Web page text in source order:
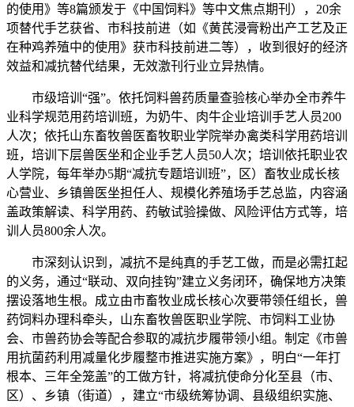
的使用》等8篇颁发于《中国饲料》等中文焦点期刊），20余
项替代手艺获省、市科技前进（如《黄芪浸膏粉出产工艺及正
在种鸡养殖中的使用》获市科技前进二等），收到很好的经济
效益和减抗替代结果，无效激刊行业立异热情。
市级培训“强”。依托饲料兽药质量查验核心举办全市养牛
业科学规范用药培训班，为奶牛、肉牛企业培训手艺人员200
人次；依托山东畜牧兽医畜牧职业学院举办禽类科学用药培训
班，培训下层兽医坐和企业手艺人员50人次；培训依托职业农
人学院，每年举办5期“减抗专题培训班”，区）畜牧业成长核
心营业、乡镇兽医坐担任人、规模化养殖场手艺总监，内容涵
盖政策解读、科学用药、药敏试验操做、风险评估方式等，培
训人员800余人次。
市深刻认识到，减抗不是纯真的手艺工做，而是必需扛起
的义务，通过“联动、双向挂钩”建立义务闭环，确保地方决策
摆设落地生根。成立由市畜牧业成长核心次要带领任组长，兽
药饲料办理科牵头，山东畜牧兽医职业学院、市饲料工业协
会、市兽药协会等配合参取的减抗步履带领小组。制定《市兽
用抗菌药利用减量化步履整市推进实施方案》，明白“一年打
根本、三年全笼盖”的工做方针，将减抗使命分化至县（市、
区）、乡镇（街道），建立“市级统筹协调、县级组织实施、